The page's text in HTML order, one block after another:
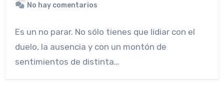
No hay comentarios
Es un no parar. No sólo tienes que lidiar con el
duelo, la ausencia y con un montón de
sentimientos de distinta…